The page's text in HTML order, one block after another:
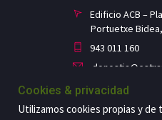
Edificio ACB –
Portuetxe
943 011 160
Cookies & privacidad
Utilizamos cookies propias y